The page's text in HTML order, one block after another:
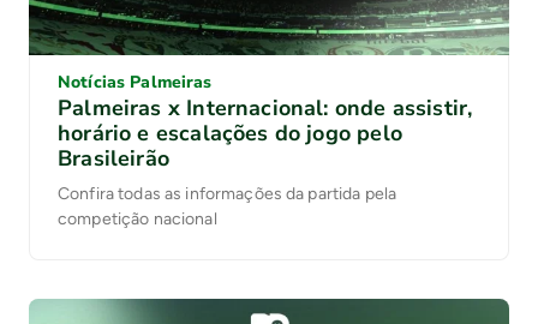
Notícias Palmeiras
Palmeiras x Internacional: onde assistir,
horário e escalações do jogo pelo
Brasileirão
Confira todas as informações da partida pela
competição nacional